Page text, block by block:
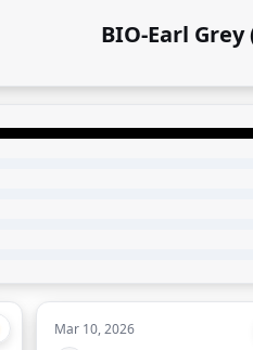
BIO-Earl Grey
Mar 10, 2026